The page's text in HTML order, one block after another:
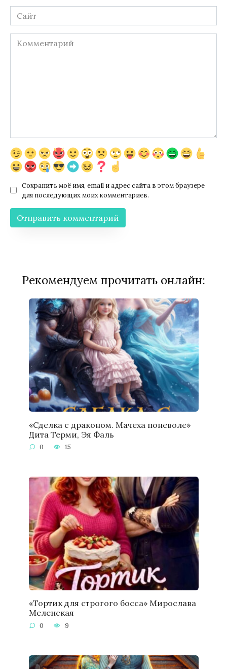
Сайт
Комментарий
Сохранить моё имя, email и адрес сайта в этом браузере
для последующих моих комментариев.
Рекомендуем прочитать онлайн:
«Сделка с драконом. Мачеха поневоле»
Дита Терми, Эя Фаль
0 15
«Тортик для строгого босса» Мирослава
Меленская
0 9